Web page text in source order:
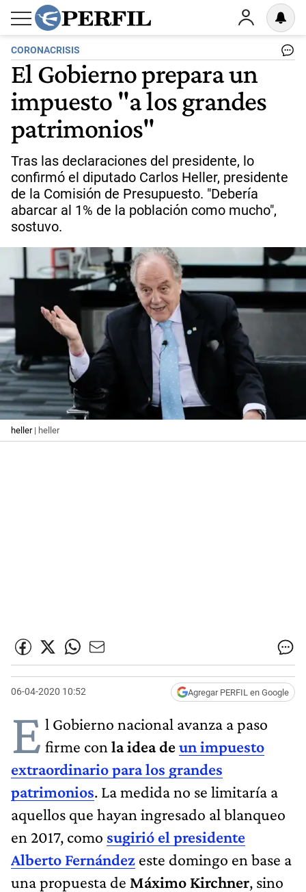
CORONACRISIS
El Gobierno prepara un
impuesto "a los grandes
patrimonios"
Tras las declaraciones del presidente, lo
confirmó el diputado Carlos Heller, presidente
de la Comisión de Presupuesto. "Debería
abarcar al 1% de la población como mucho",
sostuvo.
heller| heller
06-04-2020 10:52 Agregar PERFIL en Google
E l Gobierno nacional avanza a paso
firme con la idea deun impuesto
extraordinario para los grandes
patrimonios. La medida no se limitaría a
aquellos que hayan ingresado al blanqueo
en 2017, como sugirió el presidente
Alberto Fernández este domingo en base a
una propuesta de Máximo Kirchner, sino